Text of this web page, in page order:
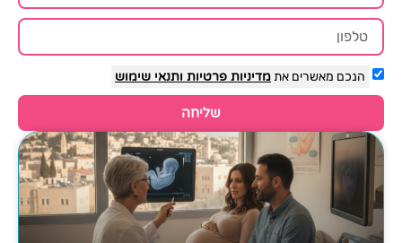
הנכם מאשרים אתמדיניות פרטיות ותנאי שימוש
שליחה